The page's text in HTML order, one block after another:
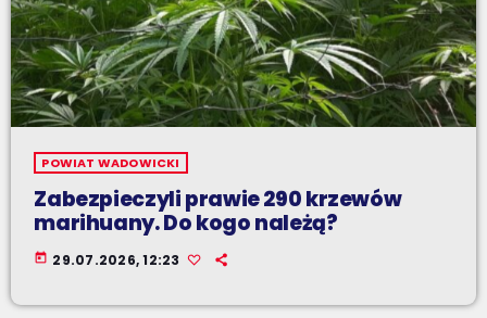
POWIAT WADOWICKI
Zabezpieczyli prawie 290 krzewów
marihuany. Do kogo należą?
today 29.07.2026, 12:23